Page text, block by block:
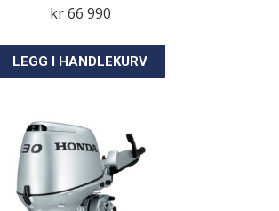
kr66 990
LEGG I HANDLEKURV